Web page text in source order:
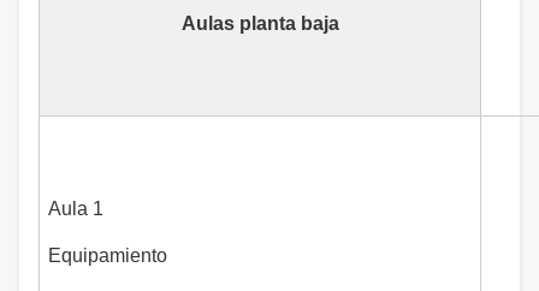
Aulas planta baja
Aula 1
Equipamiento